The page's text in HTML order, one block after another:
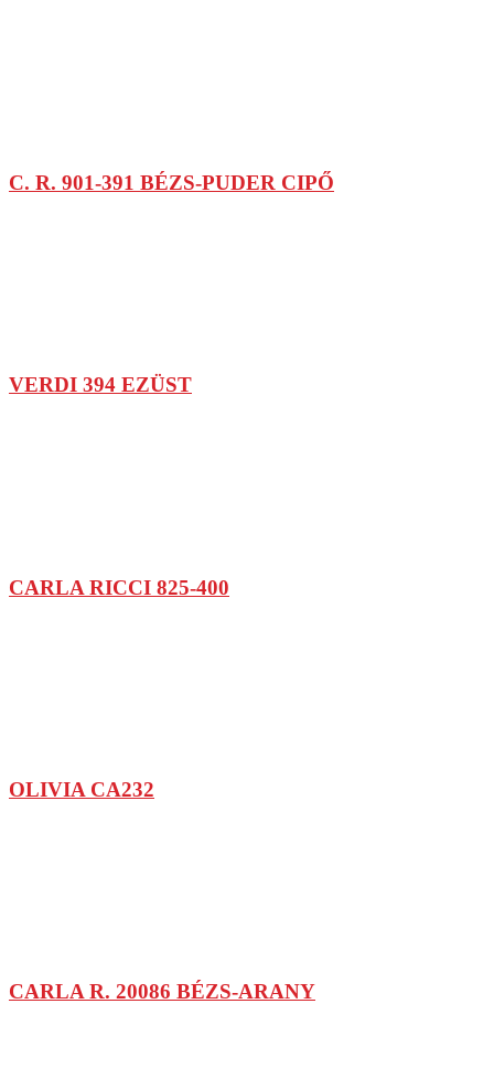
C. R. 901-391 BÉZS-PUDER CIPŐ
VERDI 394 EZÜST
CARLA RICCI 825-400
OLIVIA CA232
CARLA R. 20086 BÉZS-ARANY